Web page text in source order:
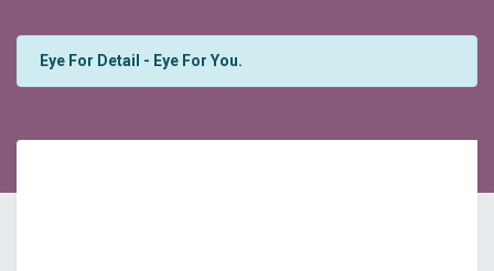
Eye For Detail - Eye For You.